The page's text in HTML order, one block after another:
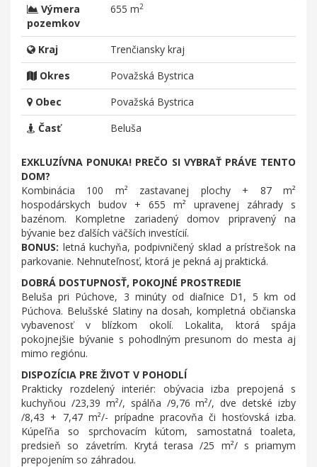
Výmera
pozemkov
655 m2
Kraj
Trenčiansky kraj
Okres
Považská Bystrica
Obec
Považská Bystrica
Časť
Beluša
EXKLUZÍVNA PONUKA! PREČO SI VYBRAŤ PRÁVE TENTO
DOM?
Kombinácia 100 m² zastavanej plochy + 87 m²
hospodárskych budov + 655 m² upravenej záhrady s
bazénom. Kompletne zariadený domov pripravený na
bývanie bez ďalších väčších investícií.
BONUS: letná kuchyňa, podpivničený sklad a prístrešok na
parkovanie. Nehnuteľnosť, ktorá je pekná aj praktická.
DOBRÁ DOSTUPNOSŤ, POKOJNÉ PROSTREDIE
Beluša pri Púchove, 3 minúty od diaľnice D1, 5 km od
Púchova. Belušské Slatiny na dosah, kompletná občianska
vybavenosť v blízkom okolí. Lokalita, ktorá spája
pokojnejšie bývanie s pohodlným presunom do mesta aj
mimo regiónu.
DISPOZÍCIA PRE ŽIVOT V POHODLÍ
Prakticky rozdelený interiér: obývacia izba prepojená s
kuchyňou /23,39 m²/, spálňa /9,76 m²/, dve detské izby
/8,43 + 7,47 m²/- prípadne pracovňa či hosťovská izba.
Kúpeľňa so sprchovacím kútom, samostatná toaleta,
predsieň so závetrím. Krytá terasa /25 m²/ s priamym
prepojením so záhradou.